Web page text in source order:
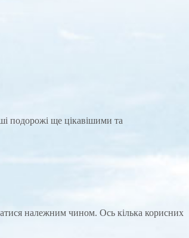
подорожі ще цікавішими та
належним чином. Ось кілька корисних